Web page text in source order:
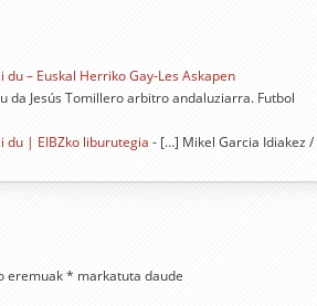
– Euskal Herriko Gay-Les Askapen
da Jesús Tomillero arbitro andaluziarra. Futbol
du | EIBZko liburutegia - […] Mikel Garcia Idiakez /
eremuak* markatuta daude